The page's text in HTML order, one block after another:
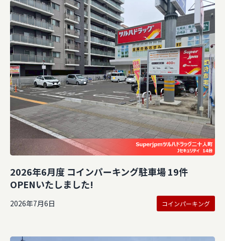
2026年6月度 コインパーキング駐車場 19件
OPENいたしました!
2026年7月6日 コインパーキング